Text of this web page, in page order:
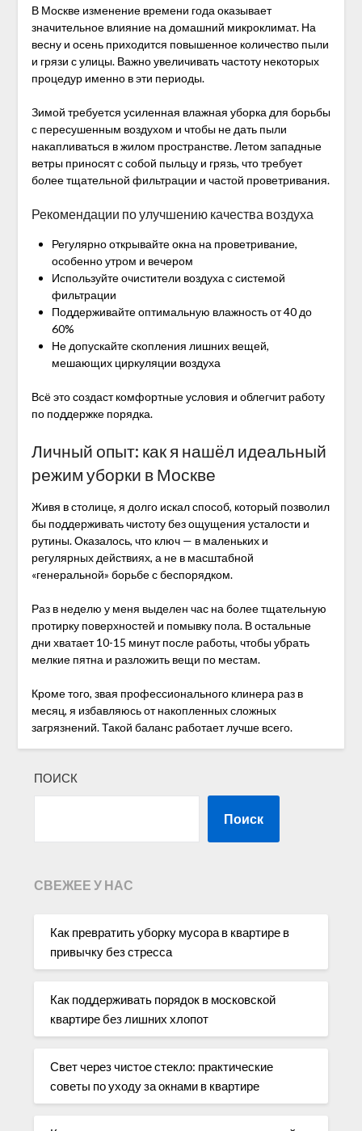
В Москве изменение времени года оказывает
значительное влияние на домашний микроклимат. На
весну и осень приходится повышенное количество пыли
и грязи с улицы. Важно увеличивать частоту некоторых
процедур именно в эти периоды.
Зимой требуется усиленная влажная уборка для борьбы
с пересушенным воздухом и чтобы не дать пыли
накапливаться в жилом пространстве. Летом западные
ветры приносят с собой пыльцу и грязь, что требует
более тщательной фильтрации и частой проветривания.
Рекомендации по улучшению качества воздуха
Регулярно открывайте окна на проветривание,
особенно утром и вечером
Используйте очистители воздуха с системой
фильтрации
Поддерживайте оптимальную влажность от 40 до
60%
Не допускайте скопления лишних вещей,
мешающих циркуляции воздуха
Всё это создаст комфортные условия и облегчит работу
по поддержке порядка.
Личный опыт: как я нашёл идеальный
режим уборки в Москве
Живя в столице, я долго искал способ, который позволил
бы поддерживать чистоту без ощущения усталости и
рутины. Оказалось, что ключ — в маленьких и
регулярных действиях, а не в масштабной
«генеральной» борьбе с беспорядком.
Раз в неделю у меня выделен час на более тщательную
протирку поверхностей и помывку пола. В остальные
дни хватает 10-15 минут после работы, чтобы убрать
мелкие пятна и разложить вещи по местам.
Кроме того, звая профессионального клинера раз в
месяц, я избавляюсь от накопленных сложных
загрязнений. Такой баланс работает лучше всего.
ПОИСК
Поиск
СВЕЖЕЕ У НАС
Как превратить уборку мусора в квартире в
привычку без стресса
Как поддерживать порядок в московской
квартире без лишних хлопот
Свет через чистое стекло: практические
советы по уходу за окнами в квартире